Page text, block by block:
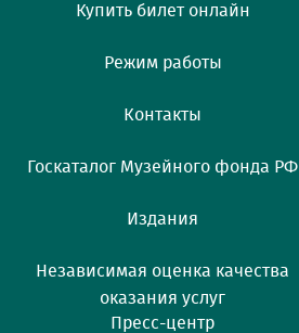
Купить билет онлайн
Режим работы
Контакты
Госкаталог Музейного фонда РФ
Издания
Независимая оценка качества
оказания услуг
Пресс-центр